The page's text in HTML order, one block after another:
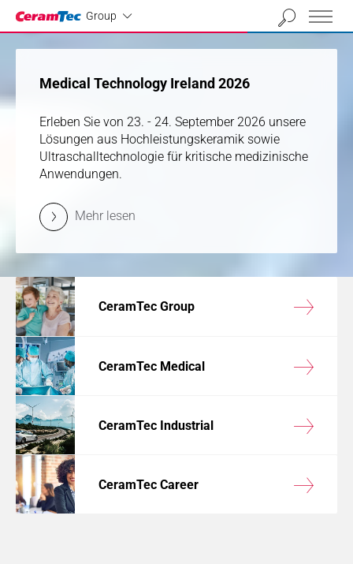
Group
Industrial
Medical Technology Ireland 2026
Erleben Sie von 23. - 24. September 2026 unsere
Lösungen aus Hochleistungskeramik sowie
Ultraschalltechnologie für kritische medizinische
Anwendungen.
Mehr lesen
Medical Technology Ireland 2026
Erleben Sie von 23. - 24. September 2026 unsere
Lösungen aus Hochleistungskeramik sowie
Ultraschalltechnologie für kritische medizinische
Anwendungen.
Mehr lesen
01
vorherige
CeramTec Group
CeramTec Medical
CeramTec Industrial
CeramTec Career